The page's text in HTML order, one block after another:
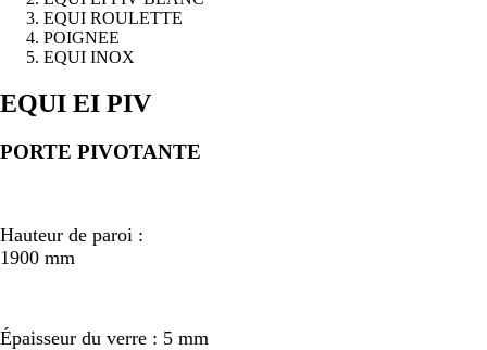
EQUI ROULETTE
POIGNEE
EQUI INOX
Précédent
Suivant
EQUI EI PIV
PORTE PIVOTANTE
Hauteur de paroi :
1900 mm
Épaisseur du verre : 5 mm